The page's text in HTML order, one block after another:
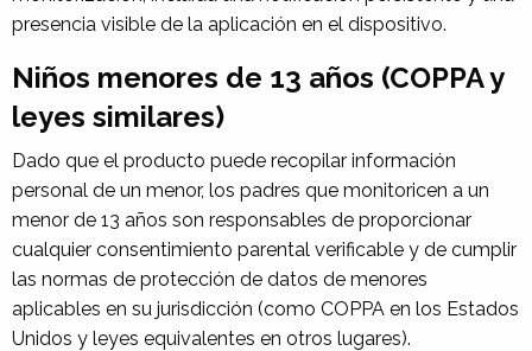
presencia visible de la aplicación en el dispositivo.
Niños menores de 13 años (COPPA y
leyes similares)
Dado que el producto puede recopilar información
personal de un menor, los padres que monitoricen a un
menor de 13 años son responsables de proporcionar
cualquier consentimiento parental verificable y de cumplir
las normas de protección de datos de menores
aplicables en su jurisdicción (como COPPA en los Estados
Unidos y leyes equivalentes en otros lugares).